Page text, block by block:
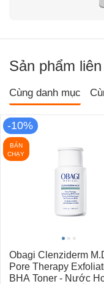
Sản phẩm
Cùng danh mục
-10%
BÁN
CHẠY
Obagi Clenziderm
Pore Therapy
BHA Toner - Nước